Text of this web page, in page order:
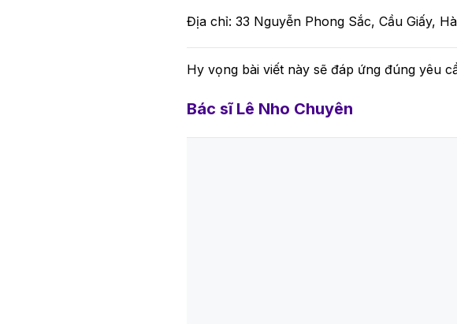
Địa chỉ: 33 Nguyễn Phong Sắc, Cầu Giấy,
Hy vọng bài viết này sẽ đáp ứng đúng yêu
Bác sĩ Lê Nho Chuyên